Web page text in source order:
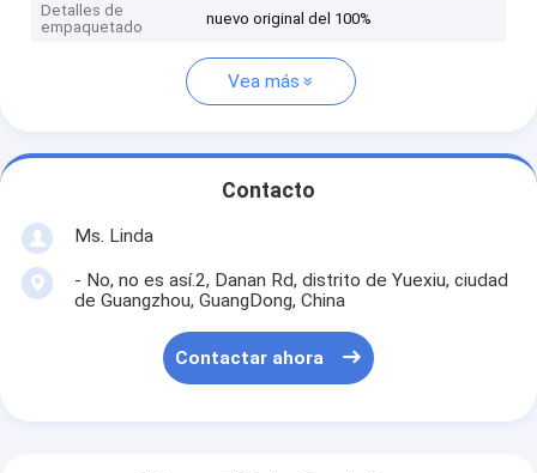
Detalles de
empaquetado
nuevo original del 100%
Vea más
Contacto
Ms. Linda
- No, no es así.2, Danan Rd, distrito de Yuexiu, ciudad
de Guangzhou, GuangDong, China
Contactar ahora